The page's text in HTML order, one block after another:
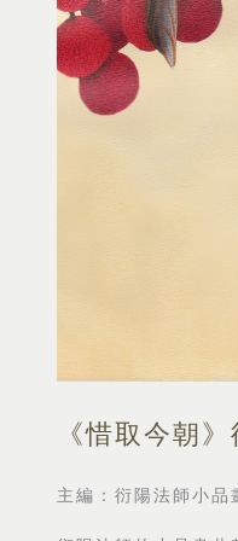
《惜取今朝
主編：衍陽法師小品